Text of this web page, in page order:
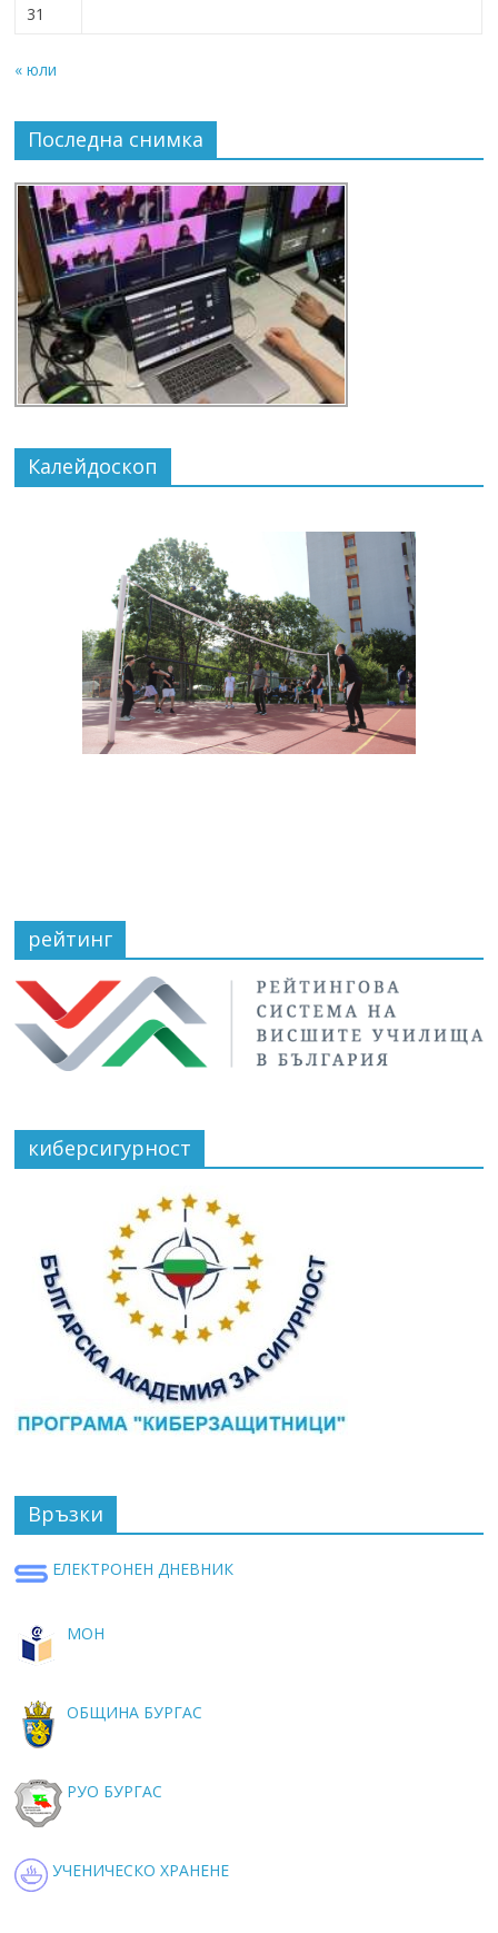
31
« юли
Последна снимка
Калейдоскоп
рейтинг
киберсигурност
Връзки
ЕЛЕКТРОНЕН ДНЕВНИК
МОН
ОБЩИНА БУРГАС
РУО БУРГАС
УЧЕНИЧЕСКО ХРАНЕНЕ